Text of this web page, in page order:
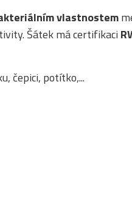
vlastnostem
Šátek má certifikaci
čepici, potítko,...